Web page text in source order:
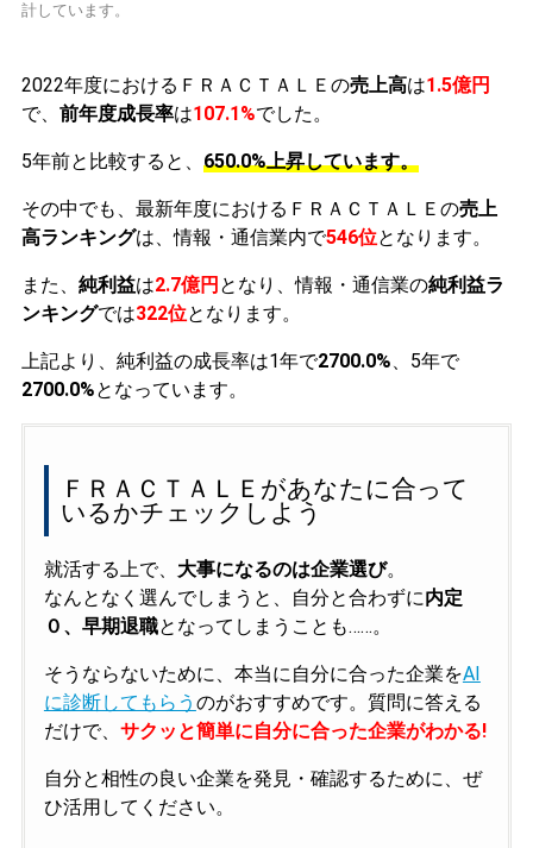
計しています。
2022年度におけるＦＲＡＣＴＡＬＥの売上高は1.5億円
で、 前年度成長率は107.1%でした。
5年前と比較すると、 650.0%上昇しています。
その中でも、最新年度におけるＦＲＡＣＴＡＬＥの売上
高ランキングは、情報・通信業内で546位となります。
また、 純利益は2.7億円 となり、情報・通信業の純利益ラ
ンキングでは322位となります。
上記より、純利益の成長率は1年で2700.0%、5年で
2700.0%となっています。
ＦＲＡＣＴＡＬＥがあなたに合って
いるかチェックしよう
就活する上で、 大事になるのは企業選び。
なんとなく選んでしまうと、自分と合わずに内定
０、早期退職となってしまうことも……。
そうならないために、本当に自分に合った企業をAI
に診断してもらう のがおすすめです。質問に答える
だけで、 サクッと簡単に自分に合った企業がわかる!
自分と相性の良い企業を発見・確認するために、ぜ
ひ活用してください。